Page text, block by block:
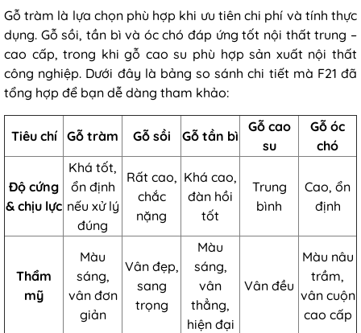
Gỗ tràm là lựa chọn phù hợp khi ưu tiên chi phí và tính thực
dụng. Gỗ sồi, tần bì và óc chó đáp ứng tốt nội thất trung –
cao cấp, trong khi gỗ cao su phù hợp sản xuất nội thất
công nghiệp. Dưới đây là bảng so sánh chi tiết mà F21 đã
tổng hợp để bạn dễ dàng tham khảo:
Tiêu chí Gỗ tràm Gỗ sồi Gỗ tần bì
Gỗ cao
su
Gỗ óc
chó
Độ cứng
& chịu lực
Khá tốt,
ổn định
nếu xử lý
đúng
Rất cao,
chắc
nặng
Khá cao,
đàn hồi
tốt
Trung
bình
Cao, ổn
định
Thẩm
mỹ
Màu
sáng,
vân đơn
giản
Vân đẹp,
sang
trọng
Màu
sáng,
vân
thẳng,
hiện đại
Vân đều
Màu nâu
trầm,
vân cuộn
cao cấp